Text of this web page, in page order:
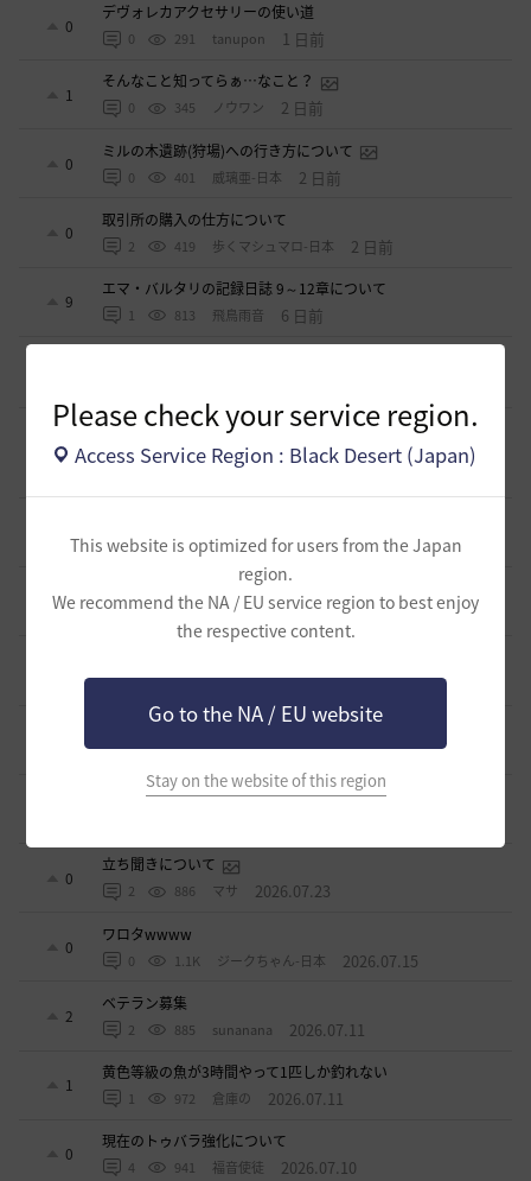
Please check your service region.
Access Service Region : Black Desert (Japan)
This website is optimized for users from the Japan
region.
We recommend the NA / EU service region to best enjoy
the respective content.
Go to the NA / EU website
Stay on the website of this region
0
デヴォレカアクセサリーの使い道
0 291 tanupon 1 日前
1
そんなこと知ってらぁ…なこと？
0 345 ノウワン 2 日前
0
ミルの木遺跡(狩場)への行き方について
0 401 威璃亜-日本 2 日前
0
取引所の購入の仕方について
2 419 歩くマシュマロ-日本 2 日前
9
エマ・バルタリの記録日誌 9～12章について
1 813 飛鳥雨音 6 日前
4
【ギルド名声】2026ハイデル宴会スクショ【どうなる？】
（2026年ギルド名声アプデリンク追記）
0 1K ノウワン 2026.07.24
2
波に乗って流れ着いた宝の地図の場所
2 925 倉庫の 2026.07.24
1 794 マサ 2026.07.24
ベテラン＆ルーキー クーポン配布
0 766 飛鳥雨音 2026.07.24
ドーサやソーサレスの無敵踊りについて
0
立ち聞きについて
2 886 マサ 2026.07.23
0
ワロタwwww
0 1.1K ジークちゃん-日本 2026.07.15
2
ベテラン募集
2 885 sunanana 2026.07.11
1
黄色等級の魚が3時間やって1匹しか釣れない
1 972 倉庫の 2026.07.11
0
現在のトゥバラ強化について
4 941 福音使徒 2026.07.10